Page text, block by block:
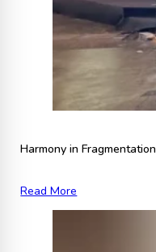
Harmony in Fragmentation
Read More